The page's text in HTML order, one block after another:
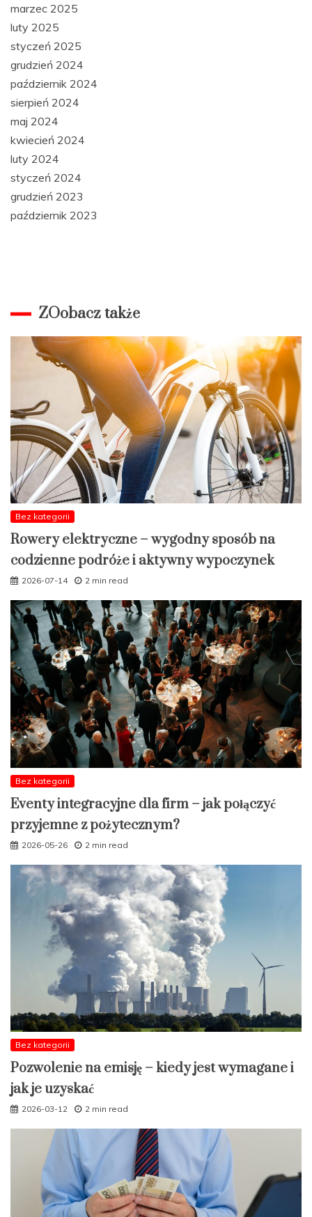
marzec 2025
luty 2025
styczeń 2025
grudzień 2024
październik 2024
sierpień 2024
maj 2024
kwiecień 2024
luty 2024
styczeń 2024
grudzień 2023
październik 2023
ZOobacz także
Bez kategorii
Rowery elektryczne – wygodny sposób na
codzienne podróże i aktywny wypoczynek
2026-07-14 2 min read
Bez kategorii
Eventy integracyjne dla firm – jak połączyć
przyjemne z pożytecznym?
2026-05-26 2 min read
Bez kategorii
Pozwolenie na emisję – kiedy jest wymagane i
jak je uzyskać
2026-03-12 2 min read